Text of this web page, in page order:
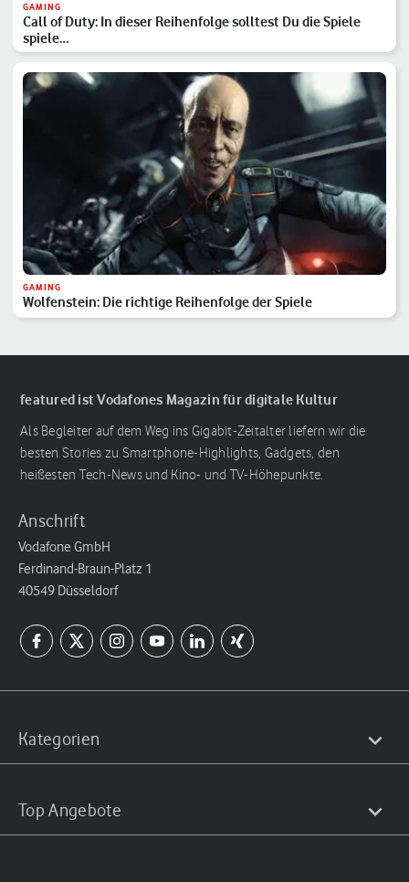
GAMING
Call of Duty: In dieser Reihenfolge solltest Du die Spiele
spiele…
GAMING
Wolfenstein: Die richtige Reihenfolge der Spiele
featured ist Vodafones Magazin für digitale Kultur
Als Begleiter auf dem Weg ins Gigabit-Zeitalter liefern wir die
besten Stories zu Smartphone-Highlights, Gadgets, den
heißesten Tech-News und Kino- und TV-Höhepunkte.
Anschrift
Vodafone GmbH
Ferdinand-Braun-Platz 1
40549 Düsseldorf
Kategorien
Top Angebote